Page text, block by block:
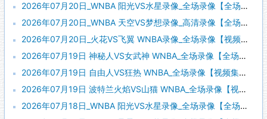
2026年07月20日_WNBA 阳光VS水星录像_全场录像【全场回放】
2026年07月20日_WNBA 天空VS梦想录像_高清录像【全场回放】
2026年07月20日_火花VS飞翼 WNBA录像_全场录像【视频集锦】
2026年07月19日 神秘人VS女武神 WNBA_全场录像【全场回放】
2026年07月19日 自由人VS狂热 WNBA_全场录像【视频集锦】
2026年07月19日 波特兰火焰VS山猫 WNBA_全场录像【视频集锦】
2026年07月18日_WNBA 阳光VS水星录像_全场录像【全场回放】